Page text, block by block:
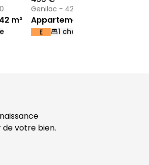
m²
Genilac - 42800
Appartement • 1 pièce • 45
DPE :
E 1 chambre
votre bien.